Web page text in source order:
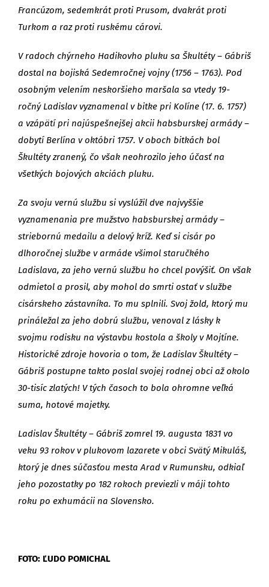
Francúzom, sedemkrát proti Prusom, dvakrát proti
Turkom a raz proti ruskému cárovi.
V radoch chýrneho Hadikovho pluku sa Škultéty – Gábriš
dostal na bojiská Sedemročnej vojny (1756 – 1763). Pod
osobným velením neskoršieho maršala sa vtedy 19-
ročný Ladislav vyznamenal v bitke pri Kolíne (17. 6. 1757)
a vzápätí pri najúspešnejšej akcii habsburskej armády –
dobytí Berlína v októbri 1757. V oboch bitkách bol
Škultéty zranený, čo však neohrozilo jeho účasť na
všetkých bojových akciách pluku.
Za svoju vernú službu si vyslúžil dve najvyššie
vyznamenania pre mužstvo habsburskej armády –
striebornú medailu a delový kríž. Keď si cisár po
dlhoročnej službe v armáde všimol staručkého
Ladislava, za jeho vernú službu ho chcel povýšiť. On však
odmietol a prosil, aby mohol do smrti ostať v službe
cisárskeho zástavníka. To mu splnili. Svoj žold, ktorý mu
prináležal za jeho dobrú službu, venoval z lásky k
svojmu rodisku na výstavbu kostola a školy v Mojtíne.
Historické zdroje hovoria o tom, že Ladislav Škultéty –
Gábriš postupne takto poslal svojej rodnej obci až okolo
30-tisíc zlatých! V tých časoch to bola ohromne veľká
suma, hotové majetky.
Ladislav Škultéty – Gábriš zomrel 19. augusta 1831 vo
veku 93 rokov v plukovom lazarete v obci Svätý Mikuláš,
ktorý je dnes súčasťou mesta Arad v Rumunsku, odkiaľ
jeho pozostatky po 182 rokoch previezli v máji tohto
roku po exhumácii na Slovensko.
FOTO: ĽUDO POMICHAL